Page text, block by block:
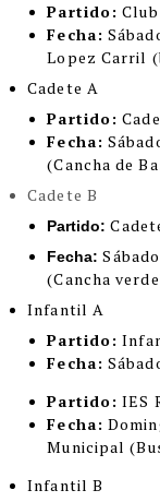
Partido:
Fecha:
Lopez Carril
Cadete A
Partido:
Fecha:
(Cancha de
Cadete B
Partido:
Fecha:
(Cancha
Infantil A
Partido:
Fecha:
Partido: IES
Fecha:
Municipal
Infantil B